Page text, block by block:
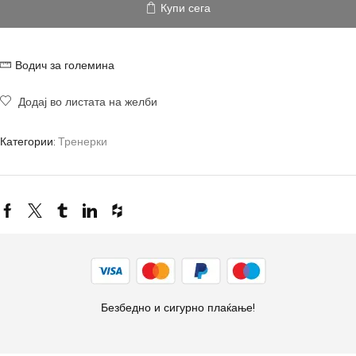
Купи сега
Водич за големина
Додај во листата на желби
Категории: Тренерки
Безбедно и сигурно плаќање!